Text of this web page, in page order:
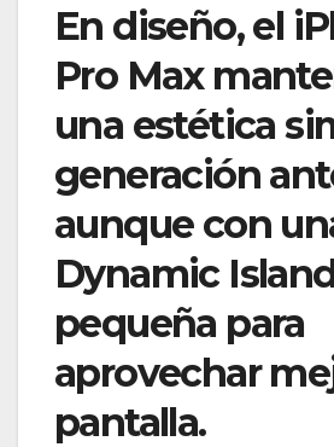
En diseño, el
Pro Max
una estética
generación
aunque con
Dynamic
pequeña para
aprovechar
pantalla.